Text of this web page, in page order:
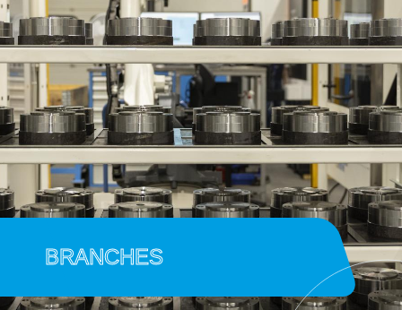
BRANCHES